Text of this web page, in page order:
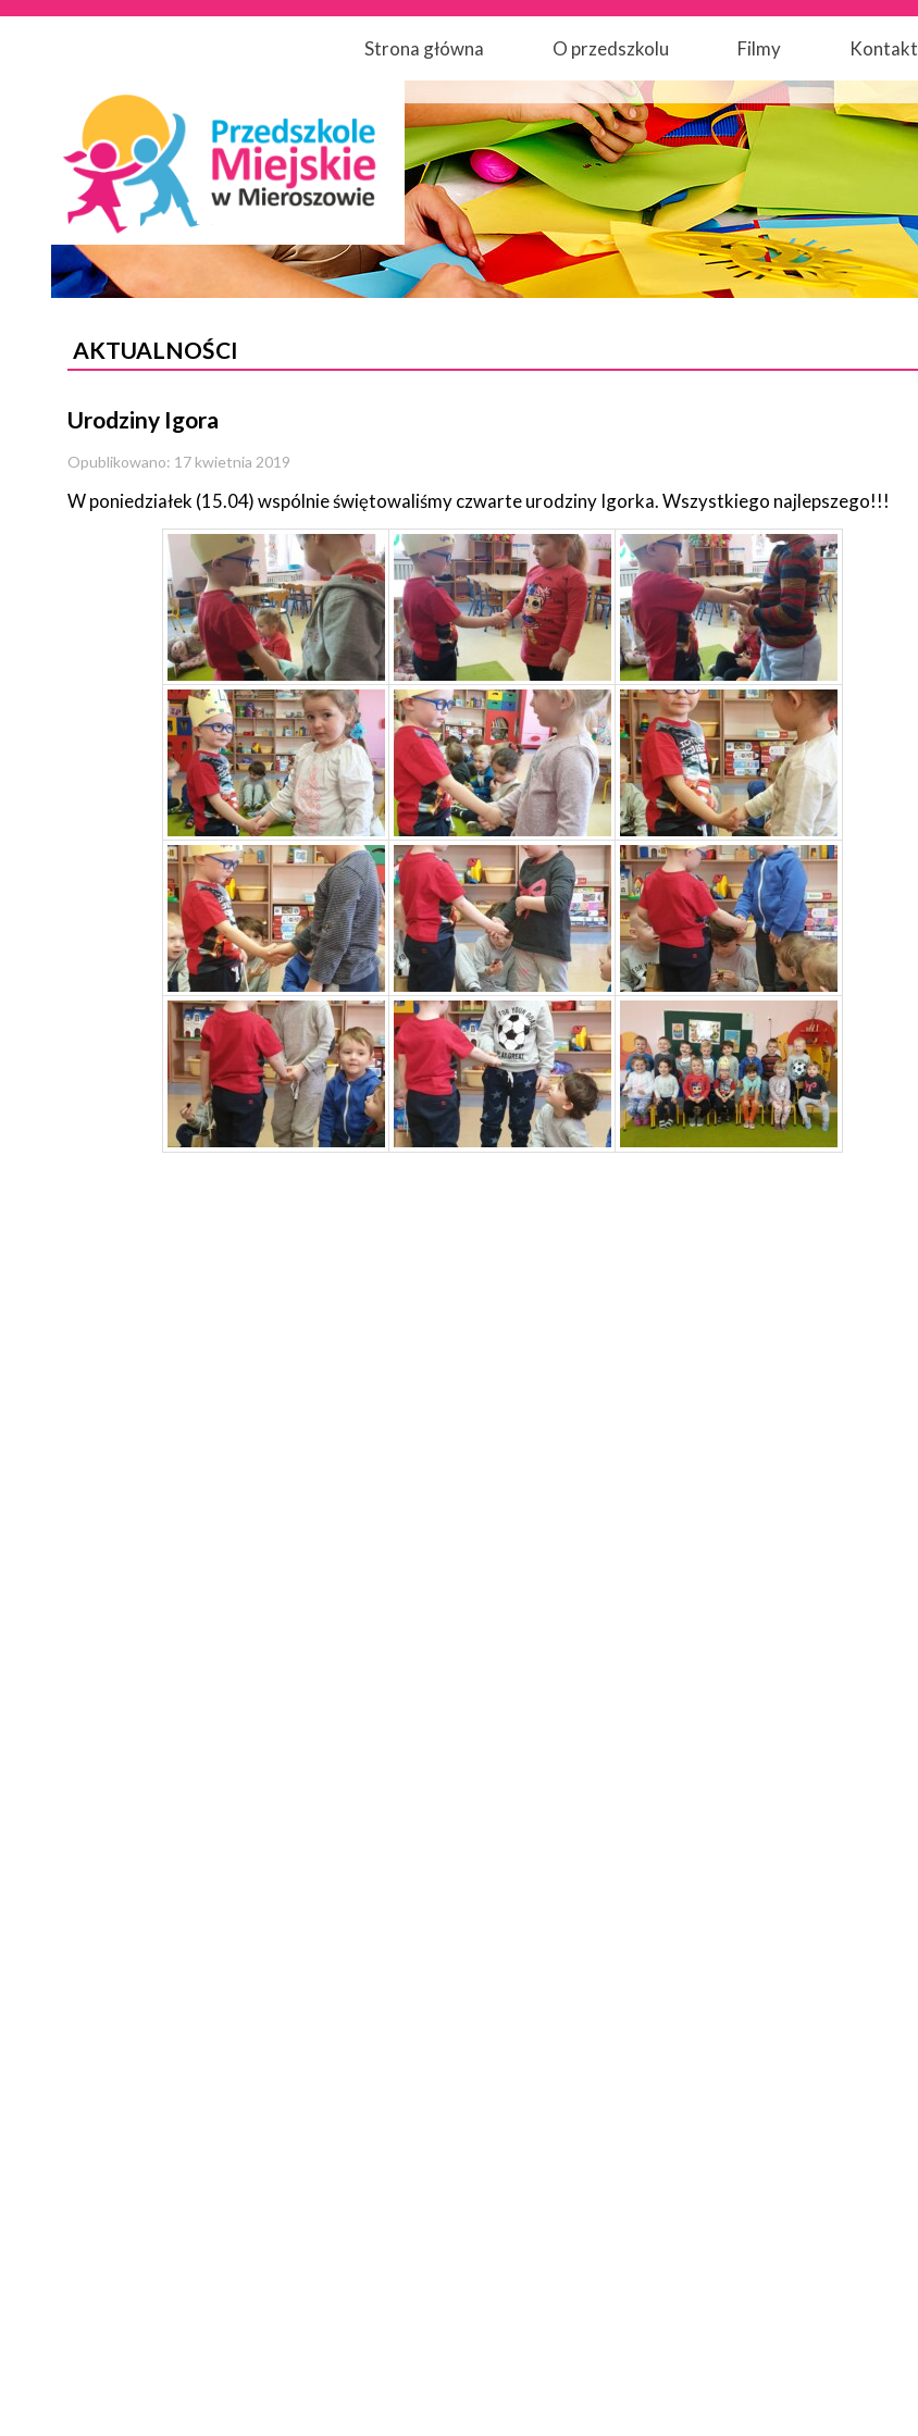
Strona główna O przedszkolu Filmy Kontakt
AKTUALNOŚCI
Urodziny Igora
Opublikowano: 17 kwietnia 2019
W poniedziałek (15.04) wspólnie świętowaliśmy czwarte urodziny Igorka. Wszystkiego najlepszego!!!